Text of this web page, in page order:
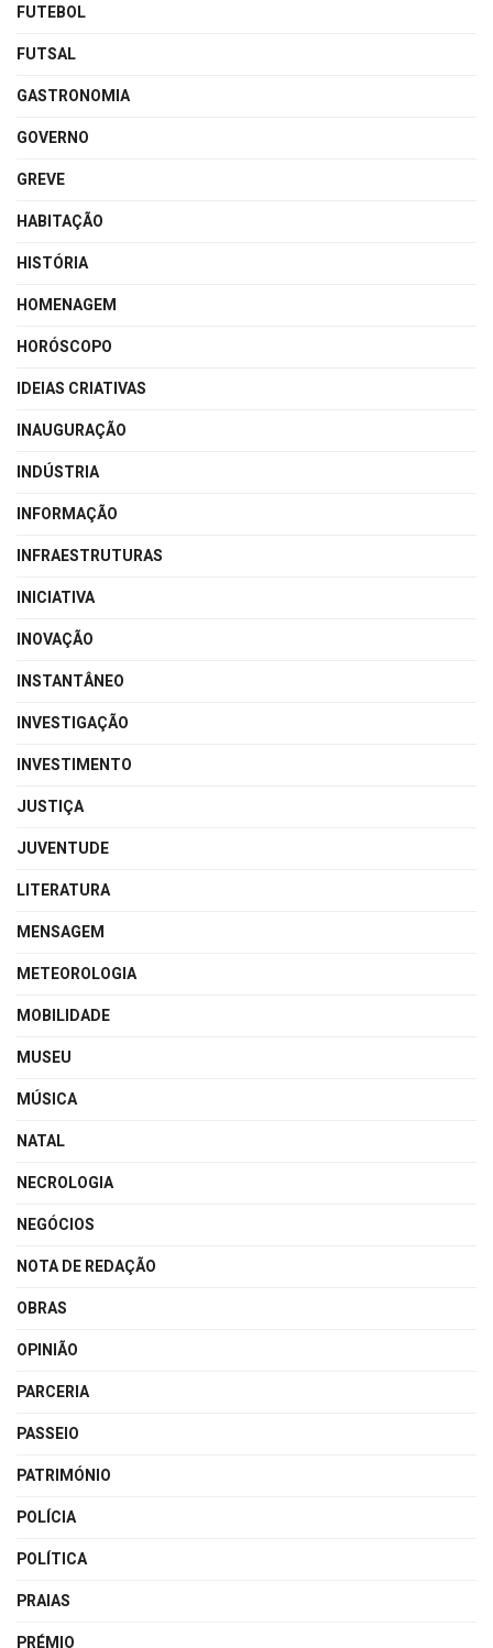
FUTEBOL
FUTSAL
GASTRONOMIA
GOVERNO
GREVE
HABITAÇÃO
HISTÓRIA
HOMENAGEM
HORÓSCOPO
IDEIAS CRIATIVAS
INAUGURAÇÃO
INDÚSTRIA
INFORMAÇÃO
INFRAESTRUTURAS
INICIATIVA
INOVAÇÃO
INSTANTÂNEO
INVESTIGAÇÃO
INVESTIMENTO
JUSTIÇA
JUVENTUDE
LITERATURA
MENSAGEM
METEOROLOGIA
MOBILIDADE
MUSEU
MÚSICA
NATAL
NECROLOGIA
NEGÓCIOS
NOTA DE REDAÇÃO
OBRAS
OPINIÃO
PARCERIA
PASSEIO
PATRIMÓNIO
POLÍCIA
POLÍTICA
PRAIAS
PRÉMIO